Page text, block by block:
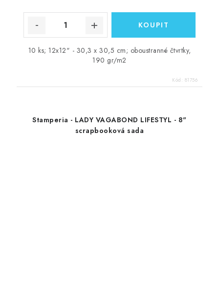
10 ks; 12x12" - 30,3 x 30,5 cm; oboustranné čtvrtky,
190 gr/m2
Kód: 81756
Stamperia - LADY VAGABOND LIFESTYL - 8"
scrapbooková sada